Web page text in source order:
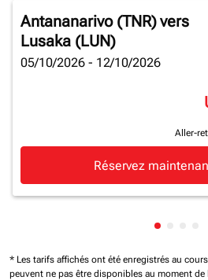
Antananarivo (TNR)vers
Lusaka (LUN)
05/10/2026 - 12/10/2026
Aller-
Réservez
* Les tarifs affichés ont été enregistrés au
peuvent ne pas être disponibles au moment de